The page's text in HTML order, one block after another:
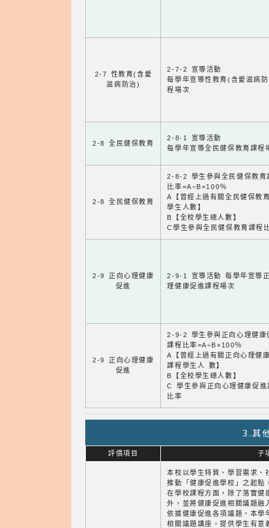
2-7 性教育(含愛
滋病防治)
2-7-2 宣導活動
每學年宣導性教育(含愛滋病
程場次
2-8 全民健保教育
2-8-1 宣導活動
每學年宣導全民健保教育課程
2-8 全民健保教育
2-8-2 學生參與全民健保教育
比率=A÷B×100％
A【曾經上過有關全民健保教
學生人數】
B【全校學生總人數】
C學生參與全民健保教育課程
2-9 正向心理健康
促進
2-9-1 宣導活動 每學年宣導
理健康促進課程場次
2-9 正向心理健康
促進
2-9-2 學生參與正向心理健康
課程比率=A÷B×100％
A【曾經上過有關正向心理健
課程學生人 數】
B【全校學生總人數】
C 學生參與正向心理健康促進
比率
3.其
評價項目 子
本校以學生特質、學習需求、
推動「健康促進學校」之起點
在學校課程方面，除了落實健
外，並將健康促進相關議題融
依據健康促進各項議題，本學
相關議題講座，提供學生有意